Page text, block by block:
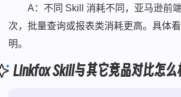
A：不同 Skill 消耗不同，亚马逊前
次，批量查询或报表类消耗更高。具体
明。
Linkfox Skill与其它竞品对比怎么